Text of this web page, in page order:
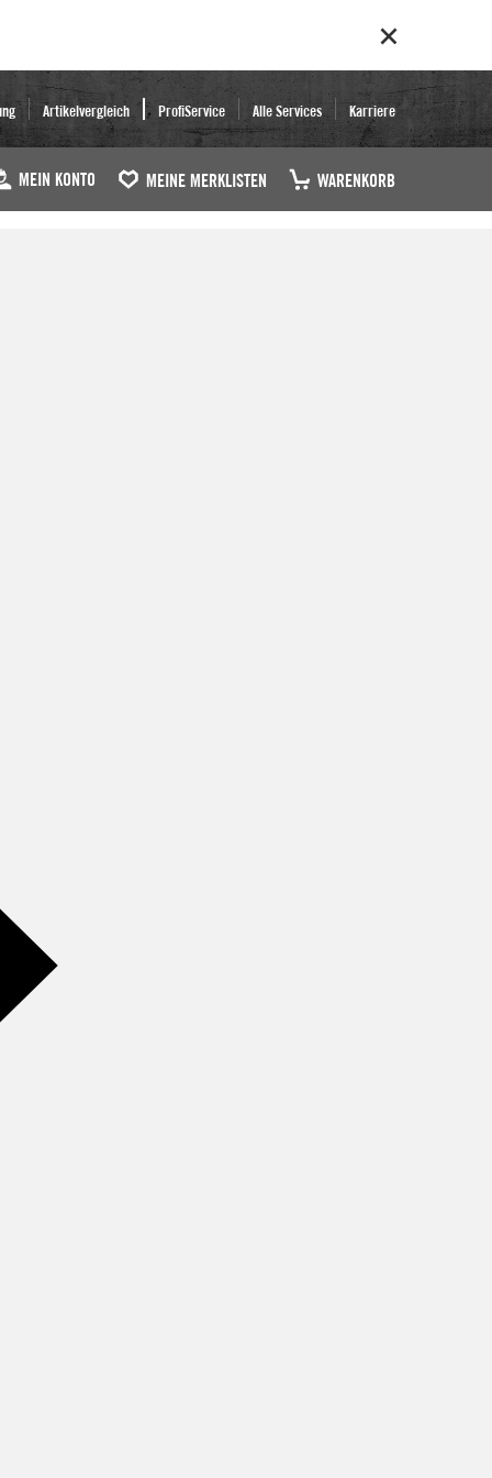
Artikelvergleich ProfiService Alle Services Karriere
MEIN KONTO MEINE MERKLISTEN WARENKORB